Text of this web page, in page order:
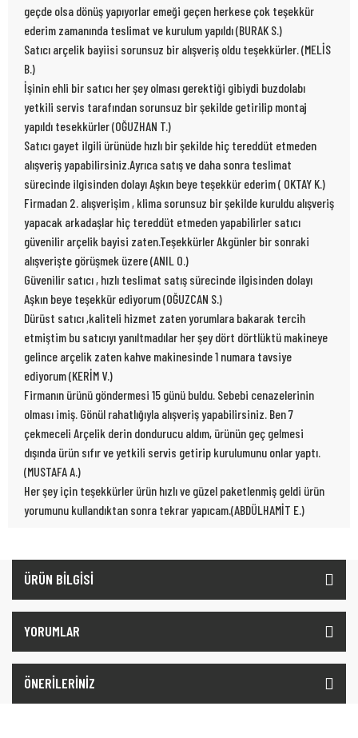
geçde olsa dönüş yapıyorlar emeği geçen herkese çok teşekkür
ederim zamanında teslimat ve kurulum yapıldı (BURAK S.)
Satıcı arçelik bayiisi sorunsuz bir alışveriş oldu teşekkürler. (MELİS
B.)
İşinin ehli bir satıcı her şey olması gerektiği gibiydi buzdolabı
yetkili servis tarafından sorunsuz bir şekilde getirilip montaj
yapıldı tesekkürler (OĞUZHAN T.)
Satıcı gayet ilgili ürünüde hızlı bir şekilde hiç tereddüt etmeden
alışveriş yapabilirsiniz.Ayrıca satış ve daha sonra teslimat
sürecinde ilgisinden dolayı Aşkın beye teşekkür ederim ( OKTAY K.)
Firmadan 2. alışverişim , klima sorunsuz bir şekilde kuruldu alışveriş
yapacak arkadaşlar hiç tereddüt etmeden yapabilirler satıcı
güvenilir arçelik bayisi zaten.Teşekkürler Akgünler bir sonraki
alışverişte görüşmek üzere (ANIL O.)
Güvenilir satıcı , hızlı teslimat satış sürecinde ilgisinden dolayı
Aşkın beye teşekkür ediyorum (OĞUZCAN S.)
Dürüst satıcı ,kaliteli hizmet zaten yorumlara bakarak tercih
etmiştim bu satıcıyı yanıltmadılar her şey dört dörtlüktü makineye
gelince arçelik zaten kahve makinesinde 1 numara tavsiye
ediyorum (KERİM V.)
Firmanın ürünü göndermesi 15 günü buldu. Sebebi cenazelerinin
olması imiş. Gönül rahatlığıyla alışveriş yapabilirsiniz. Ben 7
çekmeceli Arçelik derin dondurucu aldım, ürünün geç gelmesi
dışında ürün sıfır ve yetkili servis getirip kurulumunu onlar yaptı.
(MUSTAFA A.)
Her şey için teşekkürler ürün hızlı ve güzel paketlenmiş geldi ürün
yorumunu kullandıktan sonra tekrar yapıcam.(ABDÜLHAMİT E.)
ÜRÜN BİLGİSİ
YORUMLAR
ÖNERİLERİNİZ